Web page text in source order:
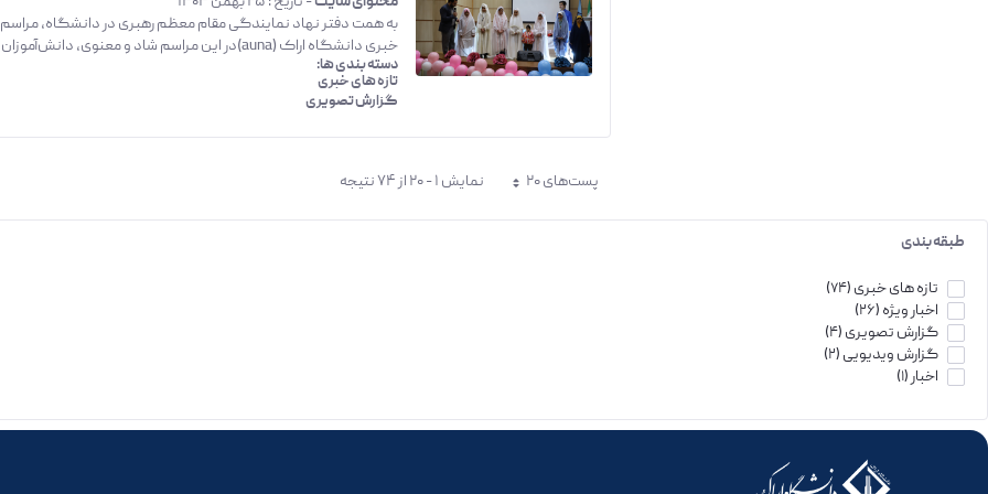
خبری دانشگاه اراک (auna)در این مراسم شاد و معنوی، دانش‌آموزان با...
دسته بندی ها:
تازه های خبری
گزارش تصویری
پست‌‌های 20هر صفحه نمایش ۱ - ۲۰ از ۷۴ نتیجه
طبقه بندی
تازه های خبری (74)
اخبار ویژه (26)
گزارش تصویری (4)
گزارش ویدیویی (2)
اخبار(1)